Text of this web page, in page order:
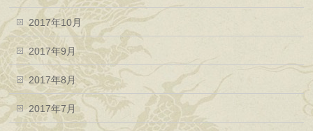
2017年10月
2017年9月
2017年8月
2017年7月